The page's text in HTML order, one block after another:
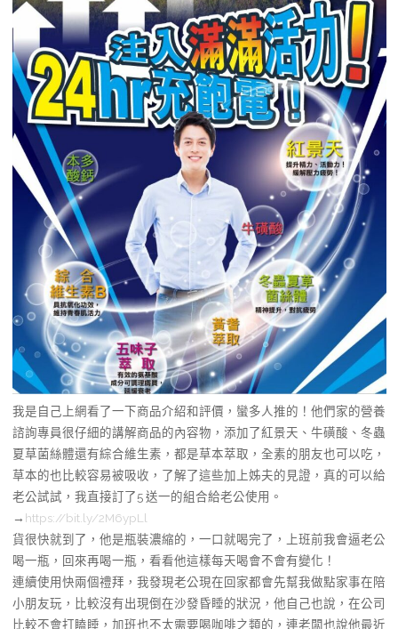
我是自己上網看了一下商品介紹和評價，蠻多人推的！他們家的營養
諮詢專員很仔細的講解商品的內容物，添加了紅景天、牛磺酸、冬蟲
夏草菌絲體還有綜合維生素，都是草本萃取，全素的朋友也可以吃，
草本的也比較容易被吸收，了解了這些加上姊夫的見證，真的可以給
老公試試，我直接訂了5 送一的組合給老公使用。
→ https://bit.ly/2M6ypLl
貨很快就到了，他是瓶裝濃縮的，一口就喝完了，上班前我會逼老公
喝一瓶，回來再喝一瓶，看看他這樣每天喝會不會有變化！
連續使用快兩個禮拜，我發現老公現在回家都會先幫我做點家事在陪
小朋友玩，比較沒有出現倒在沙發昏睡的狀況，他自己也說，在公司
比較不會打瞌睡，加班也不太需要喝咖啡之類的，連老闆也說他最近